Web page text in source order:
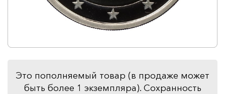
Это пополняемый товар (в продаже может
быть более 1 экземпляра). Сохранность